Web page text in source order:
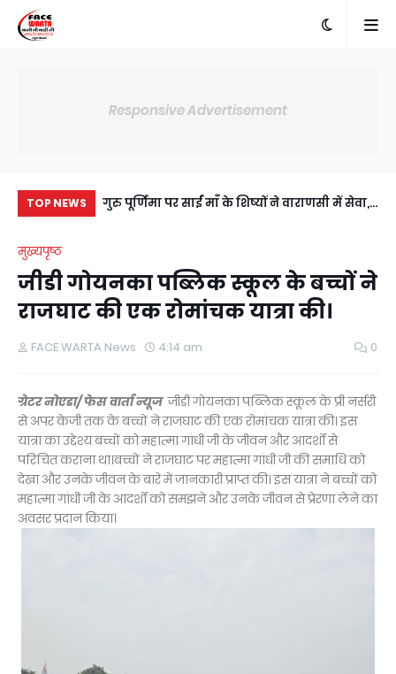
Responsive Advertisement
TOP NEWS
में अंसल गोल्फ
गुरु पूर्णिमा पर साईं माँ के शिष्यों ने वाराणसी में सेवा,
मुख्यपृष्ठ
जीडी गोयनका पब्लिक स्कूल के बच्चों ने
राजघाट की एक रोमांचक यात्रा की।
FACE WARTA News 4:14 am 0
ग्रेटर नोएडा/ फेस वार्ता न्यूज जीडी गोयनका पब्लिक स्कूल के प्री नर्सरी
से अपर केजी तक के बच्चों ने राजघाट की एक रोमांचक यात्रा की। इस
यात्रा का उद्देश्य बच्चों को महात्मा गांधी जी के जीवन और आदर्शों से
परिचित कराना था।बच्चों ने राजघाट पर महात्मा गांधी जी की समाधि को
देखा और उनके जीवन के बारे में जानकारी प्राप्त की। इस यात्रा ने बच्चों को
महात्मा गांधी जी के आदर्शों को समझने और उनके जीवन से प्रेरणा लेने का
अवसर प्रदान किया।